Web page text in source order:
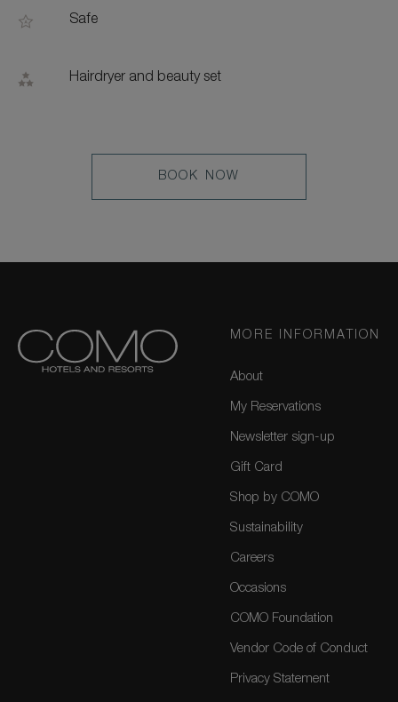
Safe
Hairdryer and beauty set
LEARN
MORE
BOOK NOW
MORE INFORMATION
About
My Reservations
Newsletter sign-up
Gift Card
Shop by COMO
Sustainability
Careers
Occasions
COMO Foundation
Vendor Code of Conduct
Privacy Statement